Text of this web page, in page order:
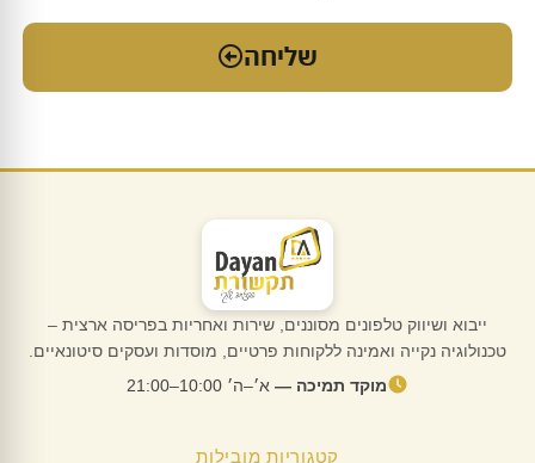
שליחה
ייבוא ושיווק טלפונים מסוננים, שירות ואחריות בפריסה ארצית –
טכנולוגיה נקייה ואמינה ללקוחות פרטיים, מוסדות ועסקים סיטונאיים.
מוקד תמיכה — א׳–ה׳ 10:00–21:00
קטגוריות מובילות